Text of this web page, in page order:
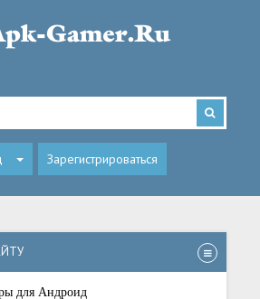
Зарегистрироваться
для Андроид